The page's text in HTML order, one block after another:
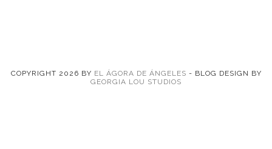
COPYRIGHT 2026 BY EL ÁGORA DE ÁNGELES - BLOG DESIGN BY
GEORGIA LOU STUDIOS